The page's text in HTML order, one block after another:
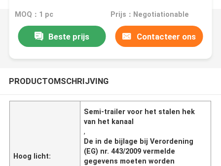
MOQ：1 pc Prijs：Negotiationable
Beste prijs Contacteer ons
PRODUCTOMSCHRIJVING
Hoog licht:
Semi-trailer voor het stalen hek
van het kanaal
,
De in de bijlage bij Verordening
(EG) nr. 443/2009 vermelde
gegevens moeten worden